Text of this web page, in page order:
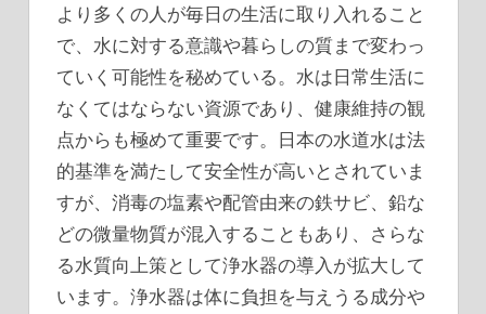
より多くの人が毎日の生活に取り入れること
で、水に対する意識や暮らしの質まで変わっ
ていく可能性を秘めている。水は日常生活に
なくてはならない資源であり、健康維持の観
点からも極めて重要です。日本の水道水は法
的基準を満たして安全性が高いとされていま
すが、消毒の塩素や配管由来の鉄サビ、鉛な
どの微量物質が混入することもあり、さらな
る水質向上策として浄水器の導入が拡大して
います。浄水器は体に負担を与えうる成分や